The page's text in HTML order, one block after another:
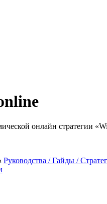
онлайн стратегии
‹ Руководства / Гайды /